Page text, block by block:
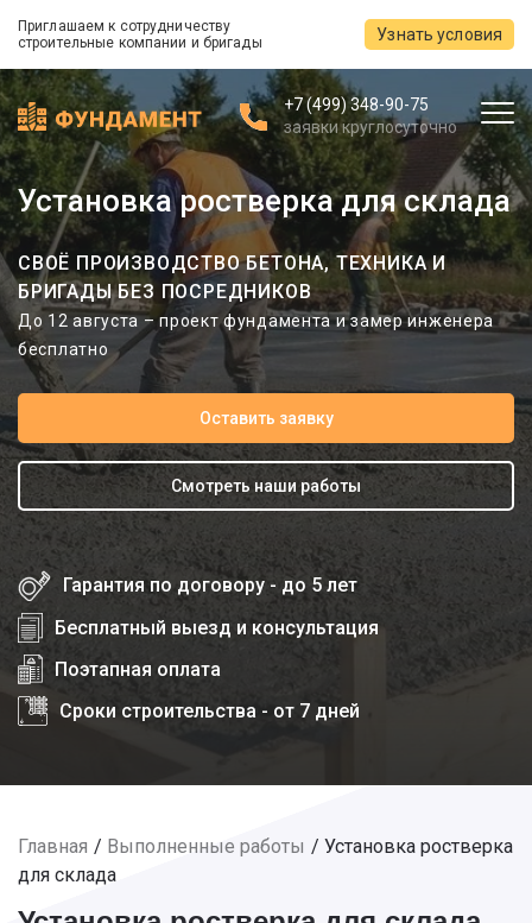
Приглашаем к сотрудничеству
строительные компании и бригады
Узнать условия
+7 (499) 348-90-75
заявки круглосуточно
Установка ростверка для склада
СВОЁ ПРОИЗВОДСТВО БЕТОНА, ТЕХНИКА И
БРИГАДЫ БЕЗ ПОСРЕДНИКОВ
До 12 августа – проект фундамента и замер инженера
бесплатно
Оставить заявку
Смотреть наши работы
Гарантия по договору - до 5 лет
Бесплатный выезд и консультация
Поэтапная оплата
Сроки строительства - от 7 дней
Главная Выполненные работы
Установка ростверка
для склада